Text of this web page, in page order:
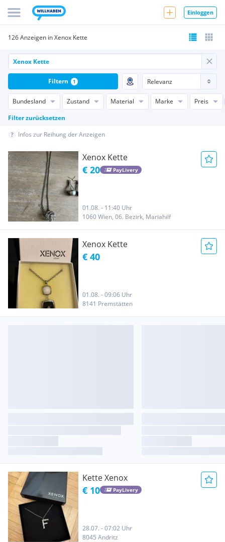
Einloggen
126 Anzeigen in Xenox Kette
Bundesland Zustand Material Marke
Preis
Filter zurücksetzen
Filtern 1
Infos zur Reihung der Anzeigen
Xenox Kette
€ 20 PayLivery
01.08. - 11:40 Uhr
1060 Wien, 06. Bezirk, Mariahilf
Xenox Kette
€ 40
01.08. - 09:06 Uhr
8141 Premstätten
Kette Xenox
€ 10 PayLivery
28.07. - 07:02 Uhr
8045 Andritz